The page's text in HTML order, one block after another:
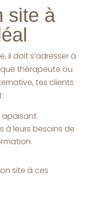
site à
il doit s’adresser à
thérapeute ou
tes clients
à leurs besoins de
site à ces